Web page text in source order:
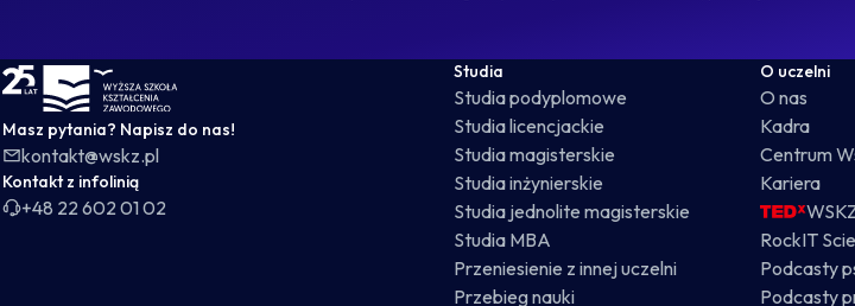
WSKZ - strona główna
Masz pytania? Napisz do nas!
kontakt@wskz.pl
Kontakt z infolinią
+48 22 602 01 02
Studia
Studia podyplomowe
Studia licencjackie
Studia magisterskie
Studia inżynierskie
Studia jednolite magisterskie
Studia MBA
Przeniesienie z innej uczelni
Przebieg nauki
O uczelni
O nas
Kadra
Centrum
Kariera
RockIT
Podcasty
Podcasty